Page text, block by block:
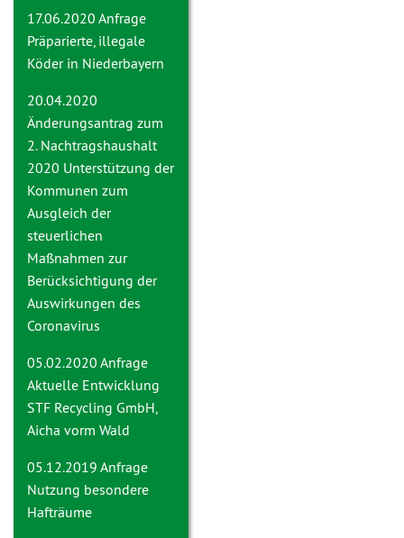
17.06.2020 Anfrage
Präparierte, illegale
Köder in Niederbayern
20.04.2020
Änderungsantrag zum
2. Nachtragshaushalt
2020 Unterstützung der
Kommunen zum
Ausgleich der
steuerlichen
Maßnahmen zur
Berücksichtigung der
Auswirkungen des
Coronavirus
05.02.2020 Anfrage
Aktuelle Entwicklung
STF Recycling GmbH,
Aicha vorm Wald
05.12.2019 Anfrage
Nutzung besondere
Hafträume